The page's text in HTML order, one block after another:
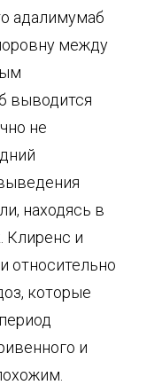
адалимумаб
между
выводится
не
находясь в
Клиренс и
относительно
которые
и